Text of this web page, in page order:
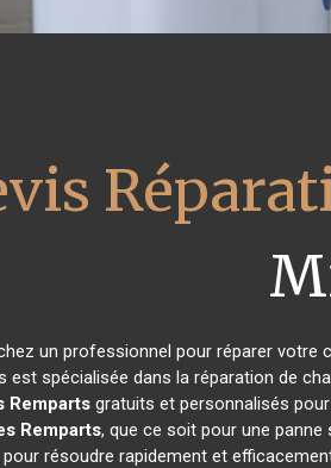
un professionnel pour réparer votre
est spécialisée dans la réparation de
Rempartsgratuits et personnalisés
Remparts, que ce soit pour une
résoudre rapidement et